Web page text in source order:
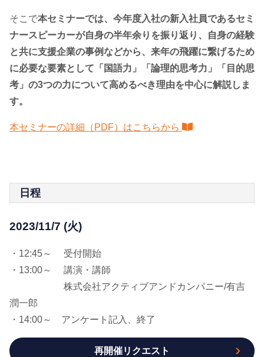
そこで本セミナーでは、今年度入社の新入社員であるセミ
ナースピーカーが自身の半年余りを振り返り、自身の経験
と共に支援企業の事例などから、来年の飛躍に繋げるため
に必要な要素として「国語力」「論理的思考力」「目的思
考」の3つの力について高めるべき理由を中心に解説しま
す。
本セミナーの詳細（PDF）はこちらから
日程
2023/11/7 (火)
・12:45～ 受付開始
・13:00～ 講演・講師
株式会社アクティブアンドカンパニー/有吉
潤一郎
・14:00～ アンケート記入、終了
再開催リクエスト